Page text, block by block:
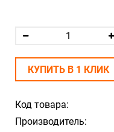
Код товара:
Производитель:
КУПИТЬ В 1 КЛИК